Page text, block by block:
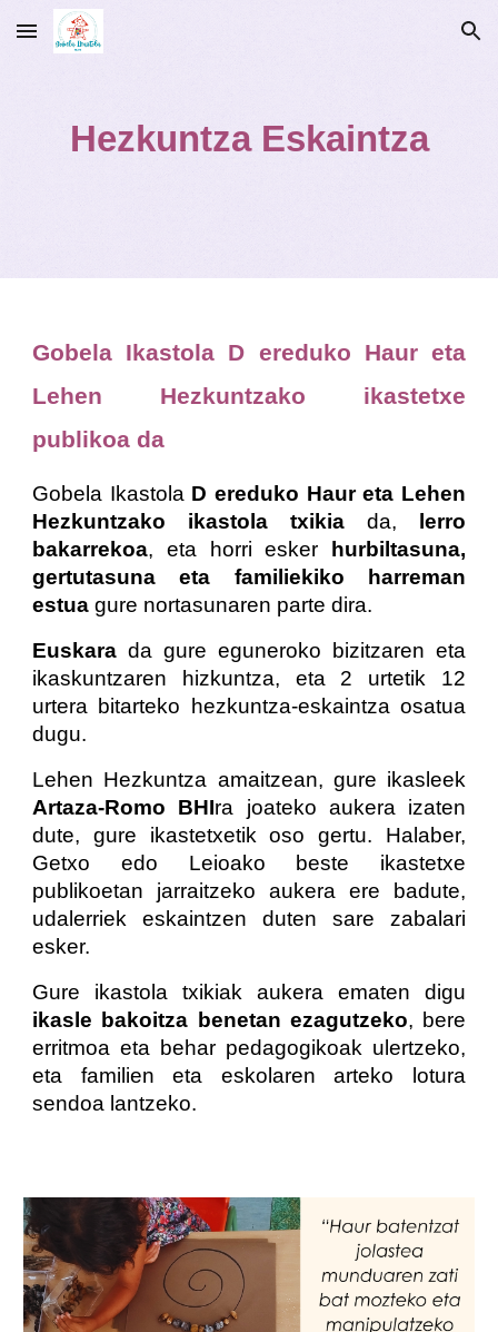
Skip to main content Skip to navigation
Hezkuntza Eskaintza
Gobela Ikastola D ereduko Haur eta
Lehen Hezkuntzako ikastetxe
publikoa da
Gobela Ikastola D ereduko Haur eta Lehen
Hezkuntzako ikastola txikia da,
lerro
bakarrekoa, eta horri esker
hurbiltasuna,
gertutasuna eta familiekiko harreman
estua gure nortasunaren parte dira.
Euskarada gure eguneroko bizitzaren eta
ikaskuntzaren hizkuntza, eta 2 urtetik 12
urtera bitarteko hezkuntza-eskaintza osatua
dugu.
Lehen Hezkuntza amaitzean, gure ikasleek
Artaza-Romo BHIra joateko aukera izaten
dute, gure ikastetxetik oso gertu. Halaber,
Getxo edo Leioako beste ikastetxe
publikoetan jarraitzeko aukera ere badute,
udalerriek eskaintzen duten sare zabalari
esker.
Gure ikastola txikiak aukera ematen digu
ikasle bakoitza benetan ezagutzeko, bere
erritmoa eta behar pedagogikoak ulertzeko,
eta familien eta eskolaren arteko lotura
sendoa lantzeko.